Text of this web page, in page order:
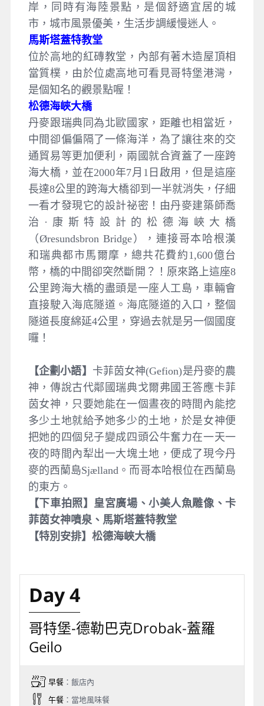
岸，同時有海陸景點，是個舒適宜居的城
市，城市風景優美，生活步調緩慢迷人。
馬斯塔蓋特教堂
位於高地的紅磚教堂，內部有著木造屋頂相
當質樸，由於位處高地可看見哥特堡港灣，
是個知名的觀景點喔！
松德海峽大橋
丹麥跟瑞典同為北歐國家，距離也相當近，
中間卻偏偏隔了一條海洋，為了讓往來的交
通貿易等更加便利，兩國就合資蓋了一座跨
海大橋，並在2000年7月1日啟用，但是這座
長達8公里的跨海大橋卻到一半就消失，仔細
一看才發現它的設計祕密！由丹麥建築師喬
治·康斯特設計的松德海峽大橋
（Øresundsbron Bridge），連接哥本哈根漢
和瑞典都市馬爾摩，總共花費約1,600億台
幣，橋的中間卻突然斷開？！原來路上這座8
公里跨海大橋的盡頭是一座人工島，車輛會
直接駛入海底隧道。海底隧道的入口，整個
隧道長度綿延4公里，穿過去就是另一個國度
囉！
【企劃小語】 卡菲茵女神(Gefion)是丹麥的農
神，傳說古代鄰國瑞典戈爾弗國王答應卡菲
茵女神，只要她能在一個晝夜的時間內能挖
多少土地就給予她多少的土地，於是女神便
把她的四個兒子變成四頭公牛奮力在一天一
夜的時間內犁出一大塊土地，便成了現今丹
麥的西蘭島Sjælland。而哥本哈根位在西蘭島
的東方。
【下車拍照】皇宮廣場、小美人魚雕像、卡
菲茵女神噴泉、馬斯塔蓋特教堂
【特別安排】松德海峽大橋
Day 4
哥特堡-德勒巴克Drobak-蓋羅
Geilo
早餐：飯店內
午餐：當地風味餐